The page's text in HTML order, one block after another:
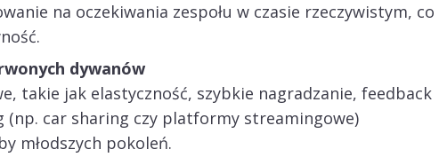
na oczekiwania zespołu w czasie rzeczywistym, co
dywanów
takie jak elastyczność, szybkie nagradzanie, feedback
(np. car sharing czy platformy streamingowe)
młodszych pokoleń.